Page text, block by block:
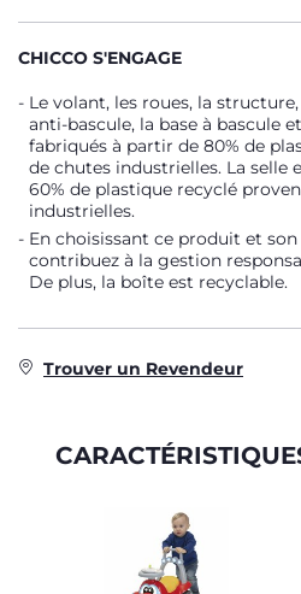
CHICCO S'ENGAGE
Le volant, les roues, la
anti-bascule, la base à bascule
fabriqués à partir de 80% de
de chutes industrielles. La selle
60% de plastique recyclé
industrielles.
En choisissant ce produit et
contribuez à la gestion
De plus, la boîte est recyclable.
Trouver un Revendeur